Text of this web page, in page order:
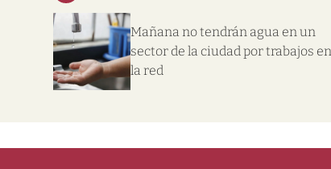
Mañana no tendrán agua en un
sector de la ciudad por trabajos en
la red